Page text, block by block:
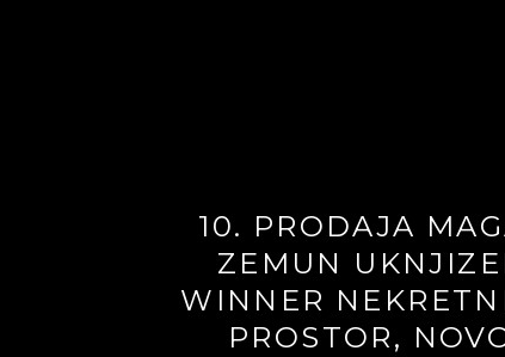
10. PRODAJA
ZEMUN
WINNER
PROSTOR,